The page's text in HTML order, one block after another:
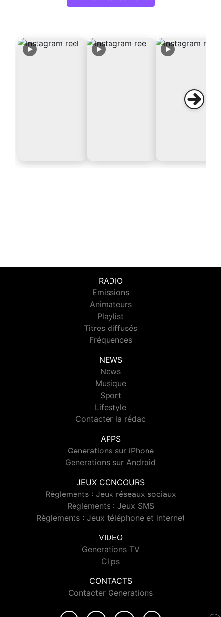
RADIO
Emissions
Animateurs
Playlist
Titres diffusés
Fréquences
NEWS
News
Musique
Sport
Lifestyle
Contacter la rédac
APPS
Generations sur iPhone
Generations sur Android
JEUX CONCOURS
Règlements : Jeux réseaux sociaux
Règlements : Jeux SMS
Règlements : Jeux téléphone et internet
VIDEO
Generations TV
Clips
CONTACTS
Contacter Generations